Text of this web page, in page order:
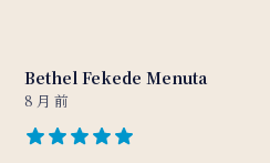
Bethel Fekede Menuta
8 月 前